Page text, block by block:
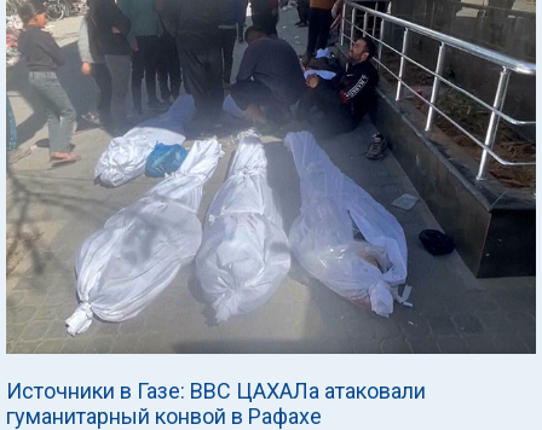
Источники в Газе: ВВС ЦАХАЛа атаковали
гуманитарный конвой в Рафахе